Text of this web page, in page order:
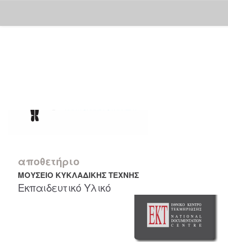
αποθετήριο
ΜΟΥΣΕΙΟ ΚΥΚΛΑΔΙΚΗΣ ΤΕΧΝΗΣ
Εκπαιδευτικό Υλικό